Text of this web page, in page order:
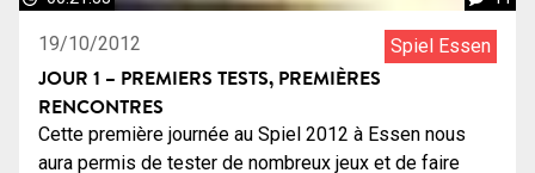
19/10/2012 Spiel Essen
JOUR 1 – PREMIERS TESTS, PREMIÈRES
RENCONTRES
Cette première journée au Spiel 2012 à Essen nous
aura permis de tester de nombreux jeux et de faire